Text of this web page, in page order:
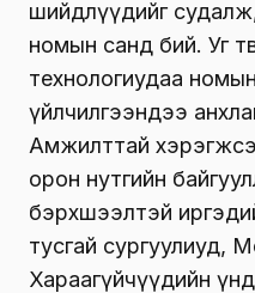
шийдлүүдийг судалж,
номын санд бий. Уг
технологиудаа
үйлчилгээндээ
Амжилттай
орон нутгийн
бэрхшээлтэй
тусгай сургуулиуд,
Хараагүйчүүдийн